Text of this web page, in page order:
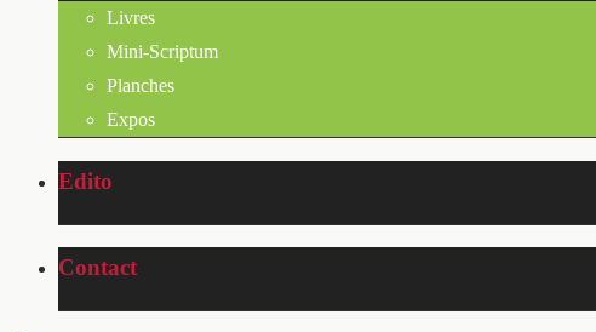
Livres
Mini-Scriptum
Planches
Expos
Edito
Contact